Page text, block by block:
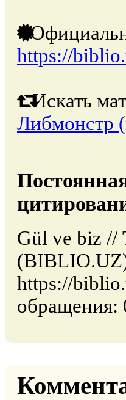
https://
Искать
Либмонстр
Gül ve biz //
https://
обращения: